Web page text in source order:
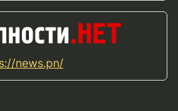
news.pn/